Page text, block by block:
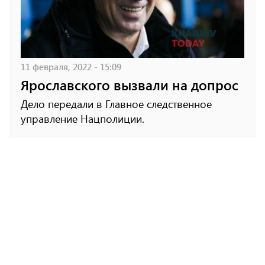
11 февраля, 2022 - 15:09
Ярославского вызвали на допрос
Дело передали в Главное следственное
управление Нацполиции.